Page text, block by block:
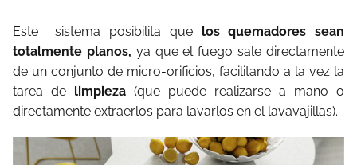
Este sistema posibilita que los quemadores sean
totalmente planos, ya que el fuego sale directamente
de un conjunto de micro-orificios, facilitando a la vez la
tarea de limpieza (que puede realizarse a mano o
directamente extraerlos para lavarlos en el lavavajillas).